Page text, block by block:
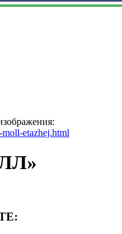
etazhej.html